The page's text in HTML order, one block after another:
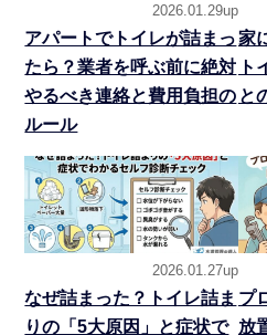
2026.01.29up
アパートでトイレが詰まっ
たら？業者を呼ぶ前に絶対
やるべき連絡と費用負担の
ルール
家
ト
と
2026.01.27up
なぜ詰まった？トイレ詰ま
りの「5大原因」と症状で
プ
放